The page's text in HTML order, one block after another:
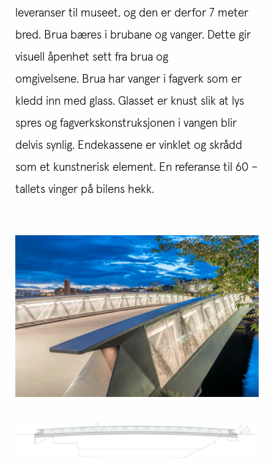
leveranser til museet, og den er derfor 7 meter
bred. Brua bæres i brubane og vanger. Dette gir
visuell åpenhet sett fra brua og
omgivelsene. Brua har vanger i fagverk som er
kledd inn med glass. Glasset er knust slik at lys
spres og fagverkskonstruksjonen i vangen blir
delvis synlig. Endekassene er vinklet og skrådd
som et kunstnerisk element. En referanse til 60 –
tallets vinger på bilens hekk.